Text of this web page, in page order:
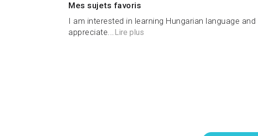
Mes sujets favoris
I am interested in learning Hungarian language and
appreciate...Lire plus